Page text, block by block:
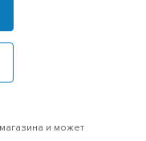
и может